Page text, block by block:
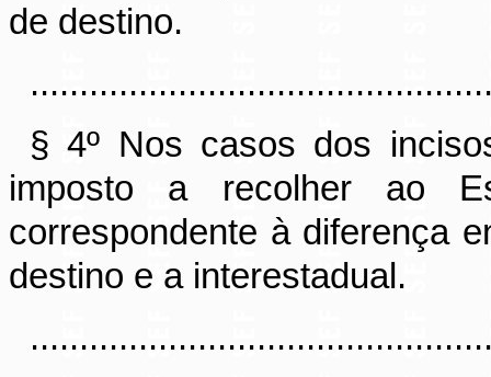
de destino.
§ 4º Nos casos dos
imposto a recolher ao
correspondente à diferença
destino e a interestadual.